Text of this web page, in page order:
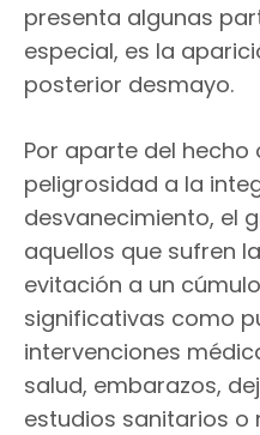
presenta algunas
especial, es la
posterior desmayo.
Por aparte del hecho
peligrosidad a la
desvanecimiento, el
aquellos que sufren
evitación a un
significativas como
intervenciones
salud, embarazos,
estudios sanitarios o